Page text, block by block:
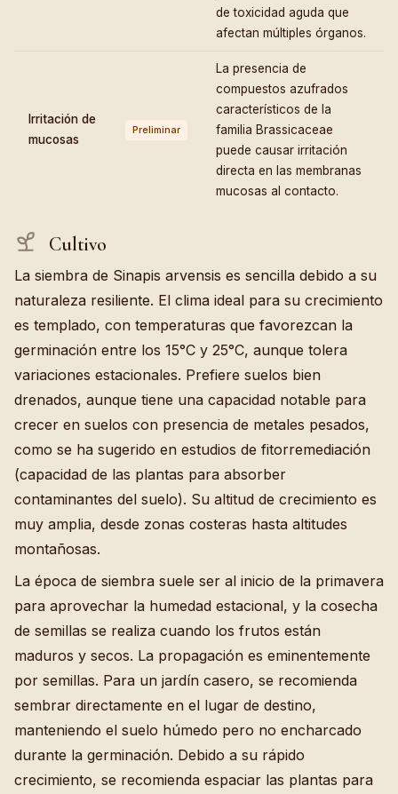
de toxicidad aguda que
afectan múltiples órganos.
Irritación de
mucosas
Preliminar
La presencia de
compuestos azufrados
característicos de la
familia Brassicaceae
puede causar irritación
directa en las membranas
mucosas al contacto.
Cultivo
La siembra de Sinapis arvensis es sencilla debido a su
naturaleza resiliente. El clima ideal para su crecimiento
es templado, con temperaturas que favorezcan la
germinación entre los 15°C y 25°C, aunque tolera
variaciones estacionales. Prefiere suelos bien
drenados, aunque tiene una capacidad notable para
crecer en suelos con presencia de metales pesados,
como se ha sugerido en estudios de fitorremediación
(capacidad de las plantas para absorber
contaminantes del suelo). Su altitud de crecimiento es
muy amplia, desde zonas costeras hasta altitudes
montañosas.
La época de siembra suele ser al inicio de la primavera
para aprovechar la humedad estacional, y la cosecha
de semillas se realiza cuando los frutos están
maduros y secos. La propagación es eminentemente
por semillas. Para un jardín casero, se recomienda
sembrar directamente en el lugar de destino,
manteniendo el suelo húmedo pero no encharcado
durante la germinación. Debido a su rápido
crecimiento, se recomienda espaciar las plantas para